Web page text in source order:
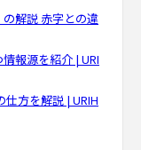
解説 赤字との違
報源を紹介 | URI
方を解説 | URIH